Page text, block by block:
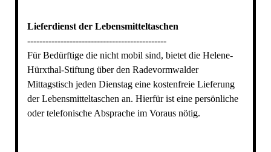
Lieferdienst der Lebensmitteltaschen
----------------------------------------------
Für Bedürftige die nicht mobil sind, bietet die Helene-
Hürxthal-Stiftung über den Radevormwalder
Mittagstisch jeden Dienstag eine kostenfreie Lieferung
der Lebensmitteltaschen an. Hierfür ist eine persönliche
oder telefonische Absprache im Voraus nötig.